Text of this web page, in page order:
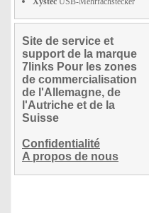
Site de service et
support de la marque
7links Pour les zones
de commercialisation
de l'Allemagne, de
l'Autriche et de la
Suisse
Confidentialité
A propos de nous